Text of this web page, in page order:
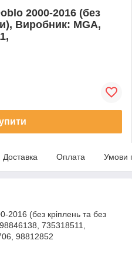
2000-2016 (без
Виробник: MGA,
Доставка Оплата Умови
2016 (без кріплень та без
735318511,
98812852